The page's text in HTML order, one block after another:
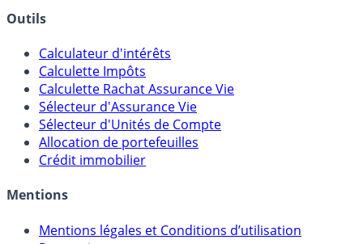
Calculateur d'intérêts
Calculette Impôts
Calculette Rachat Assurance Vie
Sélecteur d'Assurance Vie
Sélecteur d'Unités de Compte
Allocation de portefeuilles